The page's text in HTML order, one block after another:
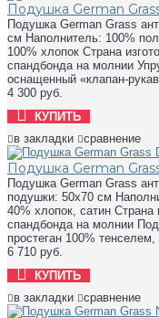
Подушка German
Подушка German Grass
см Наполнитель: 100%
100% хлопок Страна
спандбонда на молнии
оснащенный «клапан-
4 300 руб.
КУПИТЬ
в закладки
сравнение
Подушка German
Подушка German Grass
подушки: 50х70 см
40% хлопок, сатин Страна
спандбонда на молнии
простеган 100%
6 710 руб.
КУПИТЬ
в закладки
сравнение